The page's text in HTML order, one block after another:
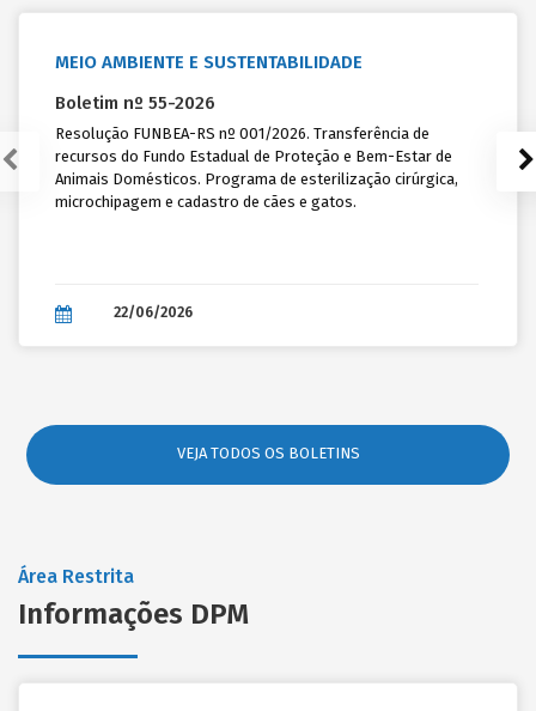
Subsídio dos agentes políticos na jurisprudência do STF:
Gabriele Valgoi, Júlio César Fucilini Pause
Início: 17/08/2026
Fim: 18/08/2026
PRESENCIAL - PORTO ALEGRE
Início: 17/08/2026
Curso On-line: Procedimentos no Departamento de Recursos
Humanos de Órgão Público: o dia a dia e as obrigações a serem
atendidas
MEIO AMBIENTE E SUSTENTABILIDADE
Boletim nº 55-2026
Resolução FUNBEA-RS nº 001/2026. Transferência de
recursos do Fundo Estadual de Proteção e Bem-Estar de
Animais Domésticos. Programa de esterilização cirúrgica,
microchipagem e cadastro de cães e gatos.
22/06/2026
VEJA TODOS OS BOLETINS
Área Restrita
Informações DPM